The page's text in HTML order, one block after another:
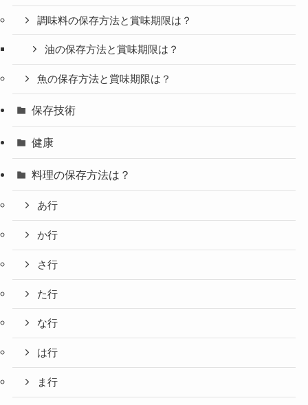
調味料の保存方法と賞味期限は？
油の保存方法と賞味期限は？
魚の保存方法と賞味期限は？
保存技術
健康
料理の保存方法は？
あ行
か行
さ行
た行
な行
は行
ま行